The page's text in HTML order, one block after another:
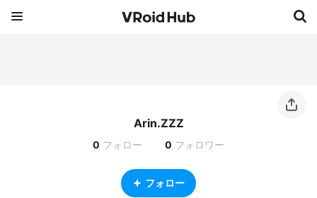
Arin.ZZZ
0 フォロー 0 フォロワー
フォロー